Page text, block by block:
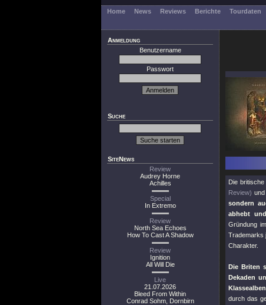
Home News Reviews Berichte
Tourdaten
Anmeldung
Benutzername
Passwort
Suche
SiteNews
Review
Audrey Horne
Achilles
Special
In Extremo
Review
North Sea Echoes
How To Cast A Shadow
Review
Ignition
All Will Die
Live
21.07.2026
Bleed From Within
Conrad Sohm, Dornbirn
Die
Review)
sondern
abhebt
Gründung
Trademarks
Charakter.
Die Briten
Dekaden
durch das